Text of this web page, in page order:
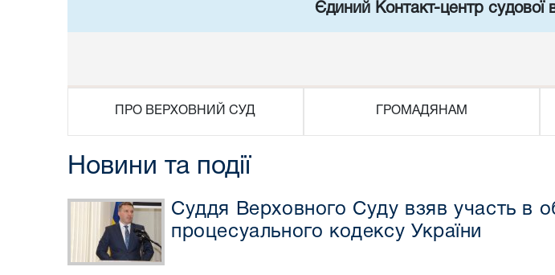
Єдиний Контакт-центр судової
ПРО ВЕРХОВНИЙ СУД ГРОМАДЯНАМ
Новини та події
Суддя Верховного Суду взяв участь в
процесуального кодексу України